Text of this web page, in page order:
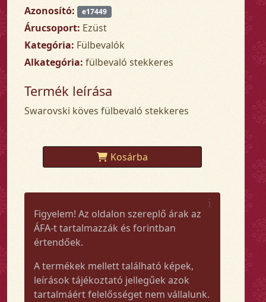
Azonosító: e17449
Árucsoport: Ezüst
Kategória: Fülbevalók
Alkategória: fülbevaló stekkeres
Termék leírása
Swarovski köves fülbevaló stekkeres
Kosárba
Figyelem! Az oldalon szereplő árak az
ÁFA-t tartalmazzák és forintban
értendőek.
A termékek mellett található képek,
leírások tájékoztató jellegűek azok
tartalmáért felelősséget nem vállalunk.